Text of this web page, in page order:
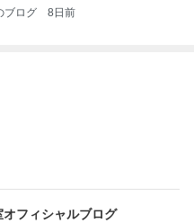
ブログ 8日前
フィシャルブログ